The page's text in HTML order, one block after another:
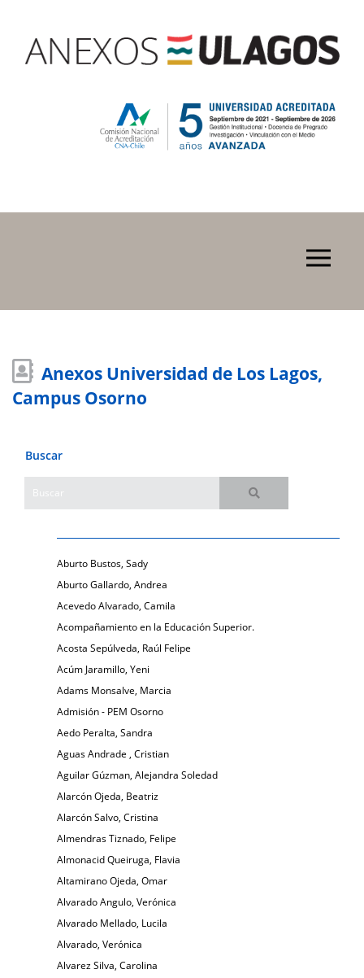
Anexos Universidad de Los Lagos,
Campus Osorno
Buscar
Aburto Bustos, Sady
Aburto Gallardo, Andrea
Acevedo Alvarado, Camila
Acompañamiento en la Educación Superior.
Acosta Sepúlveda, Raúl Felipe
Acúm Jaramillo, Yeni
Adams Monsalve, Marcia
Admisión - PEM Osorno
Aedo Peralta, Sandra
Aguas Andrade , Cristian
Aguilar Gúzman, Alejandra Soledad
Alarcón Ojeda, Beatriz
Alarcón Salvo, Cristina
Almendras Tiznado, Felipe
Almonacid Queiruga, Flavia
Altamirano Ojeda, Omar
Alvarado Angulo, Verónica
Alvarado Mellado, Lucila
Alvarado, Verónica
Alvarez Silva, Carolina